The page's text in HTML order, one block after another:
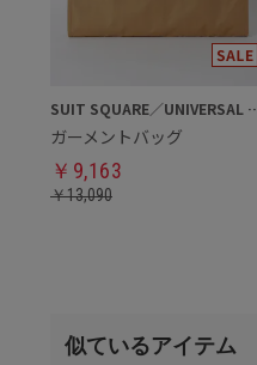
SUIT SQUARE／
ガーメントバッグ
￥ 9,163
￥13,090